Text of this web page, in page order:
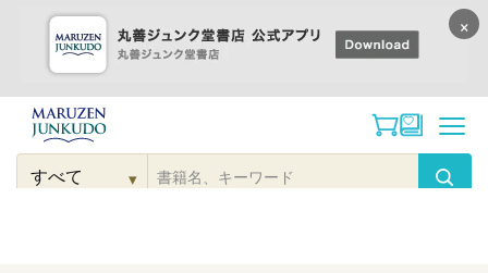
コンテンツに
進む
検
▾
×